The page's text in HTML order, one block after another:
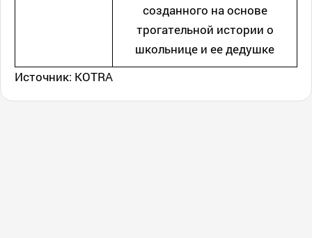
созданного на основе
трогательной истории о
школьнице и ее дедушке
Источник: KOTRA